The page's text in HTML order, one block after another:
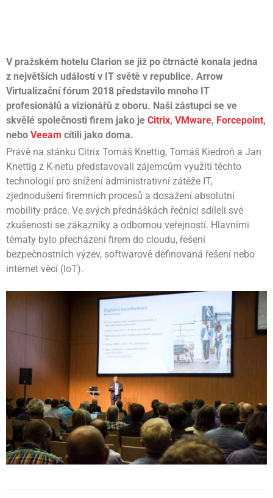
V pražském hotelu Clarion se již po čtrnácté konala jedna
z největších událostí v IT světě v republice. Arrow
Virtualizační fórum 2018 představilo mnoho IT
profesionálů a vizionářů z oboru. Naši zástupci se ve
skvělé společnosti firem jako je Citrix, VMware, Forcepoint,
nebo Veeam cítili jako doma.
Právě na stánku Citrix Tomáš Knettig, Tomáš Kiedroň a Jan
Knettig z K-netu představovali zájemcům využití těchto
technologií pro snížení administrativní zátěže IT,
zjednodušení firemních procesů a dosažení absolutní
mobility práce. Ve svých přednáškách řečníci sdíleli své
zkušenosti se zákazníky a odbornou veřejností. Hlavními
tématy bylo přecházení firem do cloudu, řešení
bezpečnostních výzev, softwarově definovaná řešení nebo
internet věcí (IoT).